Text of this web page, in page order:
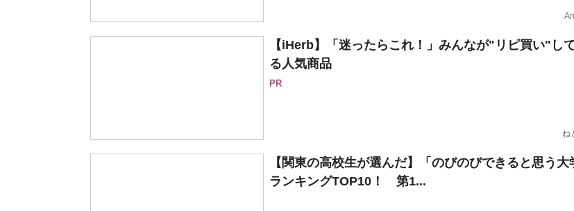
【iHerb】「迷ったらこれ！」みんなが"リピ買い"し
る人気商品
PR
ね
【関東の高校生が選んだ】「のびのびできると思う大
ランキングTOP10！ 第1...